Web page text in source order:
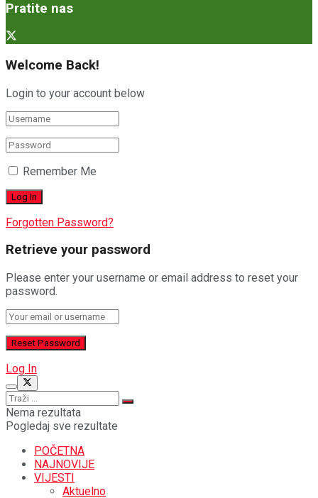
Pratite nas
Welcome Back!
Login to your account below
Remember Me
Forgotten Password?
Retrieve your password
Please enter your username or email address to reset your
password.
Log In
Nema rezultata
Pogledaj sve rezultate
POČETNA
NAJNOVIJE
VIJESTI
Aktuelno